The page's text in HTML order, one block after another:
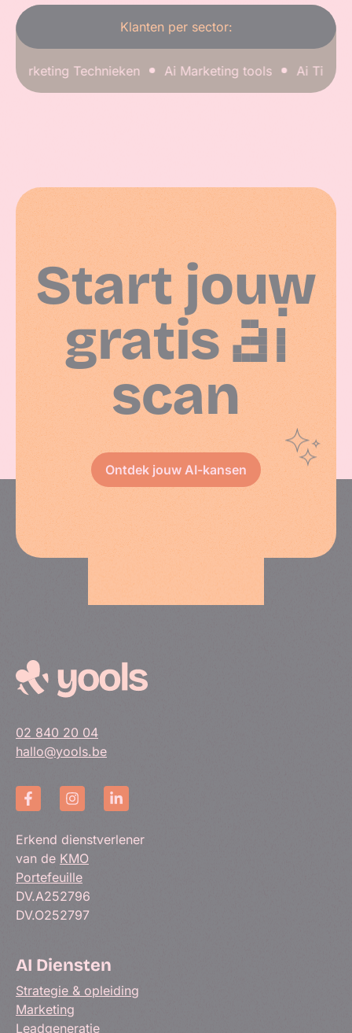
Klanten per sector:
Technieken Ai Marketing tools Ai Tips &
Start jouw
gratisAI
scan
Ontdek jouw AI-kansen
02 840 20 04
hallo@yools.be
Erkend dienstverlener
van de KMO
Portefeuille
DV.A252796
DV.O252797
AI Diensten
Strategie & opleiding
Marketing
Leadgeneratie